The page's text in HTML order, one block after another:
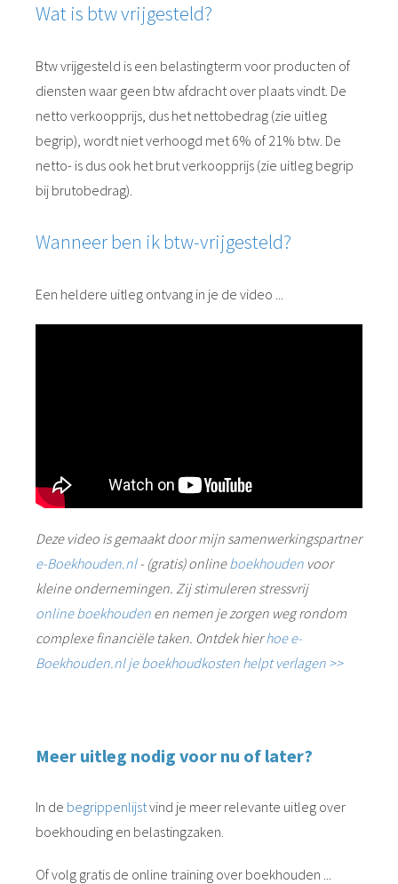
Wat is btw vrijgesteld?
Btw vrijgesteld is een belastingterm voor producten of
diensten waar geen btw afdracht over plaats vindt. De
netto verkoopprijs, dus het nettobedrag (zie uitleg
begrip), wordt niet verhoogd met 6% of 21% btw. De
netto- is dus ook het brut verkoopprijs (zie uitleg begrip
bij brutobedrag).
Wanneer ben ik btw-vrijgesteld?
Een heldere uitleg ontvang in je de video ...
Deze video is gemaakt door mijn samenwerkingspartner
e-Boekhouden.nl- (gratis) onlineboekhouden voor
kleine ondernemingen. Zij stimuleren stressvrij
online boekhouden en nemen je zorgen weg rondom
complexe financiële taken. Ontdek hierhoe e-
Boekhouden.nl je boekhoudkosten helpt verlagen >>
Meer uitleg nodig voor nu of later?
In de begrippenlijstvind je meer relevante uitleg over
boekhouding en belastingzaken.
Of volg gratis de online training over boekhouden ...